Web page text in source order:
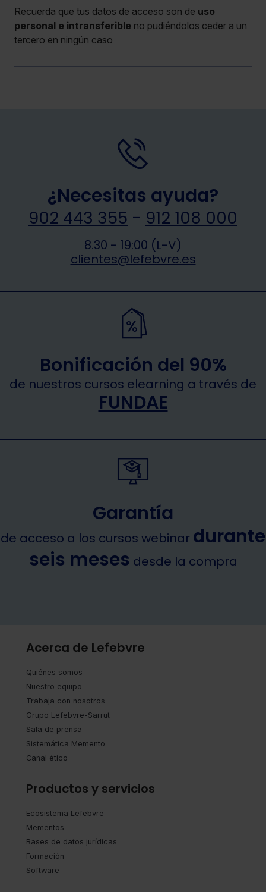
Recuerda que tus datos de acceso son de uso
personal e intransferible no pudiéndolos ceder a un
tercero en ningún caso
¿Necesitas ayuda?
902 443 355 - 912 108 000
8.30 - 19:00 (L-V)
clientes@lefebvre.es
Bonificación del 90%
de nuestros cursos elearning a través de
FUNDAE
Garantía
de acceso a los cursos webinar durante
seis meses desde la compra
Acerca de Lefebvre
Quiénes somos
Nuestro equipo
Trabaja con nosotros
Grupo Lefebvre-Sarrut
Sala de prensa
Sistemática Memento
Canal ético
Productos y servicios
Ecosistema Lefebvre
Mementos
Bases de datos jurídicas
Formación
Software